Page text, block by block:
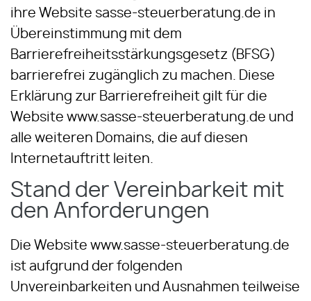
ihre Website sasse-steuerberatung.de in
Übereinstimmung mit dem
Barrierefreiheitsstärkungsgesetz (BFSG)
barrierefrei zugänglich zu machen. Diese
Erklärung zur Barrierefreiheit gilt für die
Website www.sasse-steuerberatung.de und
alle weiteren Domains, die auf diesen
Internetauftritt leiten.
Stand der Vereinbarkeit mit
den Anforderungen
Die Website www.sasse-steuerberatung.de
ist aufgrund der folgenden
Unvereinbarkeiten und Ausnahmen teilweise